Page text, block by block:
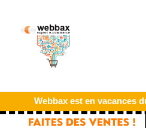
Webbax est en vacances